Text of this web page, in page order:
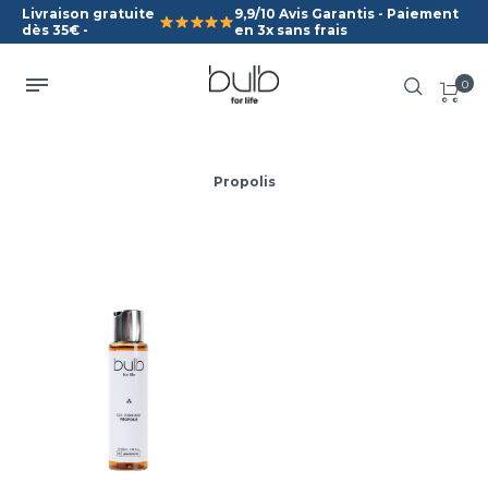
Livraison gratuite
dès 35€ -
9,9/10 Avis Garantis - Paiement
en 3x sans frais
0
Propolis
Gel Purifiant
Propolis
Apaise et purifie la peau
Grande sensation de